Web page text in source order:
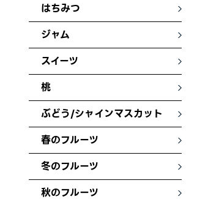
はちみつ
ジャム
スイーツ
桃
ぶどう/シャインマスカット
春のフルーツ
冬のフルーツ
秋のフルーツ